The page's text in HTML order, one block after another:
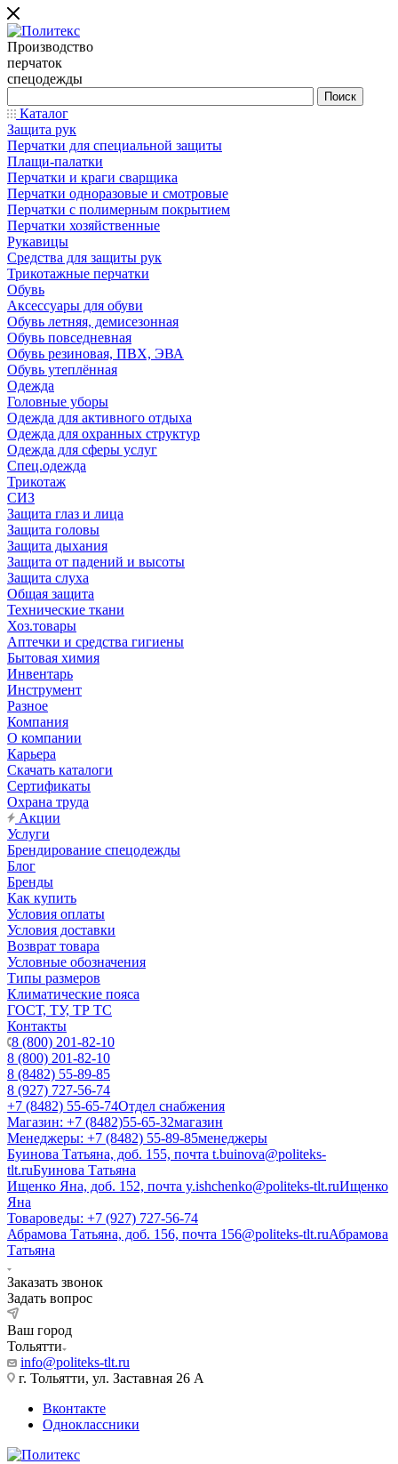
Производство
перчаток
спецодежды
Каталог
Защита рук
Перчатки для специальной защиты
Плащи-палатки
Перчатки и краги сварщика
Перчатки одноразовые и смотровые
Перчатки с полимерным покрытием
Перчатки хозяйственные
Рукавицы
Средства для защиты рук
Трикотажные перчатки
Обувь
Аксессуары для обуви
Обувь летняя, демисезонная
Обувь повседневная
Обувь резиновая, ПВХ, ЭВА
Обувь утеплённая
Одежда
Головные уборы
Одежда для активного отдыха
Одежда для охранных структур
Одежда для сферы услуг
Спец.одежда
Трикотаж
СИЗ
Защита глаз и лица
Защита головы
Защита дыхания
Защита от падений и высоты
Защита слуха
Общая защита
Технические ткани
Хоз.товары
Аптечки и средства гигиены
Бытовая химия
Инвентарь
Инструмент
Разное
Компания
О компании
Карьера
Cкачать каталоги
Сертификаты
Охрана труда
Акции
Услуги
Брендирование спецодежды
Блог
Бренды
Как купить
Условия оплаты
Условия доставки
Возврат товара
Условные обозначения
Типы размеров
Климатические пояса
ГОСТ, ТУ, ТР ТС
Контакты
8 (800) 201-82-10
8 (800) 201-82-10
8 (8482) 55-89-85
8 (927) 727-56-74
+7 (8482) 55-65-74Отдел снабжения
Магазин: +7 (8482)55-65-32магазин
Менеджеры: +7 (8482) 55-89-85менеджеры
Буинова Татьяна, доб. 155, почта t.buinova@politeks-
tlt.ruБуинова Татьяна
Ищенко Яна, доб. 152, почта y.ishchenko@politeks-tlt.ruИщенко
Яна
Товароведы: +7 (927) 727-56-74
Абрамова Татьяна, доб. 156, почта 156@politeks-tlt.ruАбрамова
Татьяна
Заказать звонок
Задать вопрос
Ваш город
Тольятти
info@politeks-tlt.ru
г. Тольятти, ул. Заставная 26 А
Вконтакте
Одноклассники